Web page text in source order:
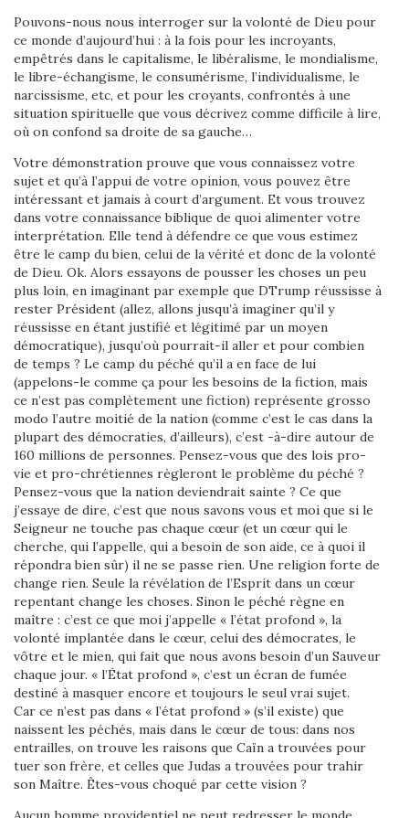
Pouvons-nous nous interroger sur la volonté de Dieu pour
ce monde d’aujourd’hui : à la fois pour les incroyants,
empêtrés dans le capitalisme, le libéralisme, le mondialisme,
le libre-échangisme, le consumérisme, l’individualisme, le
narcissisme, etc, et pour les croyants, confrontés à une
situation spirituelle que vous décrivez comme difficile à lire,
où on confond sa droite de sa gauche…
Votre démonstration prouve que vous connaissez votre
sujet et qu’à l’appui de votre opinion, vous pouvez être
intéressant et jamais à court d’argument. Et vous trouvez
dans votre connaissance biblique de quoi alimenter votre
interprétation. Elle tend à défendre ce que vous estimez
être le camp du bien, celui de la vérité et donc de la volonté
de Dieu. Ok. Alors essayons de pousser les choses un peu
plus loin, en imaginant par exemple que DTrump réussisse à
rester Président (allez, allons jusqu’à imaginer qu’il y
réussisse en étant justifié et légitimé par un moyen
démocratique), jusqu’où pourrait-il aller et pour combien
de temps ? Le camp du péché qu’il a en face de lui
(appelons-le comme ça pour les besoins de la fiction, mais
ce n’est pas complètement une fiction) représente grosso
modo l’autre moitié de la nation (comme c’est le cas dans la
plupart des démocraties, d’ailleurs), c’est -à-dire autour de
160 millions de personnes. Pensez-vous que des lois pro-
vie et pro-chrétiennes règleront le problème du péché ?
Pensez-vous que la nation deviendrait sainte ? Ce que
j’essaye de dire, c’est que nous savons vous et moi que si le
Seigneur ne touche pas chaque cœur (et un cœur qui le
cherche, qui l’appelle, qui a besoin de son aide, ce à quoi il
répondra bien sûr) il ne se passe rien. Une religion forte de
change rien. Seule la révélation de l’Esprit dans un cœur
repentant change les choses. Sinon le péché règne en
maître : c’est ce que moi j’appelle « l’état profond », la
volonté implantée dans le cœur, celui des démocrates, le
vôtre et le mien, qui fait que nous avons besoin d’un Sauveur
chaque jour. « l’État profond », c’est un écran de fumée
destiné à masquer encore et toujours le seul vrai sujet.
Car ce n’est pas dans « l’état profond » (s’il existe) que
naissent les péchés, mais dans le cœur de tous: dans nos
entrailles, on trouve les raisons que Caïn a trouvées pour
tuer son frère, et celles que Judas a trouvées pour trahir
son Maître. Êtes-vous choqué par cette vision ?